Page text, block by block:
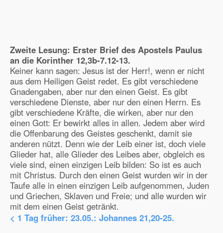
Zweite Lesung: Erster Brief des Apostels Paulus
an die Korinther 12,3b-7.12-13.
Keiner kann sagen: Jesus ist der Herr!, wenn er nicht
aus dem Heiligen Geist redet. Es gibt verschiedene
Gnadengaben, aber nur den einen Geist. Es gibt
verschiedene Dienste, aber nur den einen Herrn. Es
gibt verschiedene Kräfte, die wirken, aber nur den
einen Gott: Er bewirkt alles in allen. Jedem aber wird
die Offenbarung des Geistes geschenkt, damit sie
anderen nützt. Denn wie der Leib einer ist, doch viele
Glieder hat, alle Glieder des Leibes aber, obgleich es
viele sind, einen einzigen Leib bilden: So ist es auch
mit Christus. Durch den einen Geist wurden wir in der
Taufe alle in einen einzigen Leib aufgenommen, Juden
und Griechen, Sklaven und Freie; und alle wurden wir
mit dem einen Geist getränkt.
< 1 Tag früher: 23.05.: Johannes 21,20-25.